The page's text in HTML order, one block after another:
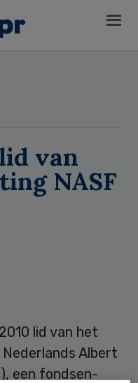
van
NASF
lid van het
Albert
een fondsen-